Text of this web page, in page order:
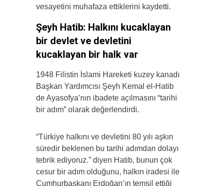
vesayetini muhafaza ettiklerini kaydetti.
Şeyh Hatib: Halkını kucaklayan
bir devlet ve devletini
kucaklayan bir halk var
1948 Filistin İslami Hareketi kuzey kanadı
Başkan Yardımcısı Şeyh Kemal el-Hatib
de Ayasofya’nın ibadete açılmasını “tarihi
bir adım” olarak değerlendirdi.
“Türkiye halkını ve devletini 80 yılı aşkın
süredir beklenen bu tarihi adımdan dolayı
tebrik ediyoruz.” diyen Hatib, bunun çok
cesur bir adım olduğunu, halkın iradesi ile
Cumhurbaşkanı Erdoğan’ın temsil ettiği